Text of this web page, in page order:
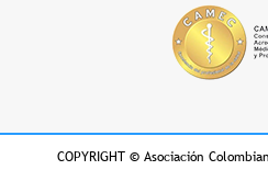
COPYRIGHT © Asociación